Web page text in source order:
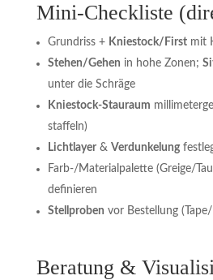
Mini-Checkliste
Grundriss + Kniestock/Firstmit
Stehen/Gehen in hohe Zonen;
unter die Schräge
Kniestock-Stauraum
staffeln)
Lichtlayer& Verdunkelung
Farb-/Materialpalette (Greige/
definieren
Stellproben vor Bestellung
Beratung &